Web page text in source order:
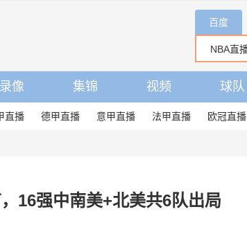
百度
录像 集锦 视频 球队
直播 德甲直播 意甲直播 法甲直播 欧冠直播
16强中南美+北美共6队出局